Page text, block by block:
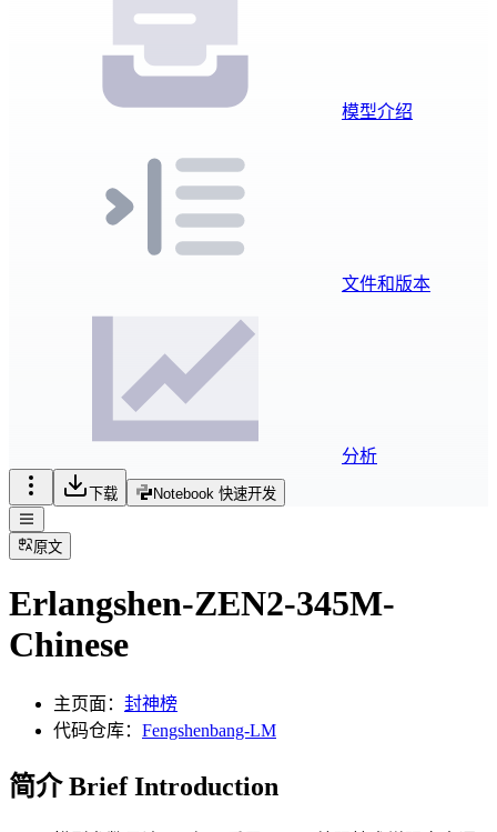
模型介绍
文件和版本
分析
下载 Notebook 快速开发
原文
Erlangshen-ZEN2-345M-
Chinese
主页面： 封神榜
代码仓库： Fengshenbang-LM
简介 Brief Introduction